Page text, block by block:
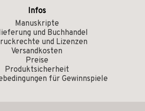
Infos
Manuskripte
und Buchhandel
und Lizenzen
Versandkosten
Preise
Produktsicherheit
für Gewinnspiele